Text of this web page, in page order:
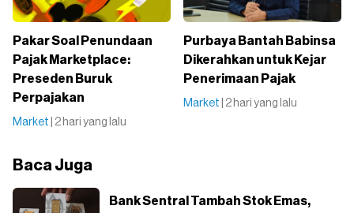
Pakar Soal Penundaan
Pajak Marketplace:
Preseden Buruk
Perpajakan
Market | 2 hari yang lalu
Purbaya Bantah Babinsa
Dikerahkan untuk Kejar
Penerimaan Pajak
Market | 2 hari yang lalu
Baca Juga
Bank Sentral Tambah Stok Emas,